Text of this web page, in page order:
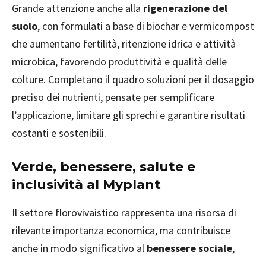
Grande attenzione anche alla rigenerazione del
suolo, con formulati a base di biochar e vermicompost
che aumentano fertilità, ritenzione idrica e attività
microbica, favorendo produttività e qualità delle
colture. Completano il quadro soluzioni per il dosaggio
preciso dei nutrienti, pensate per semplificare
l’applicazione, limitare gli sprechi e garantire risultati
costanti e sostenibili.
Verde, benessere, salute e
inclusività al Myplant
Il settore florovivaistico rappresenta una risorsa di
rilevante importanza economica, ma contribuisce
anche in modo significativo al benessere sociale,